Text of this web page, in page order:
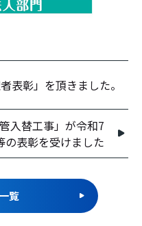
彰」を頂きました。
入替工事」が令和7
の表彰を受けました
覧